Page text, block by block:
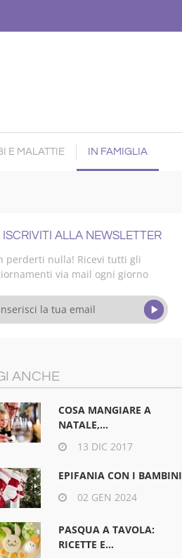
E MALATTIE IN FAMIGLIA
ISCRIVITI ALLA NEWSLETTER
perderti nulla! Ricevi tutti gli
via mail ogni giorno
ANCHE
COSA MANGIARE A
NATALE,...
13 DIC 2017
EPIFANIA CON I BAMBINI
02 GEN 2024
PASQUA A TAVOLA:
RICETTE E...